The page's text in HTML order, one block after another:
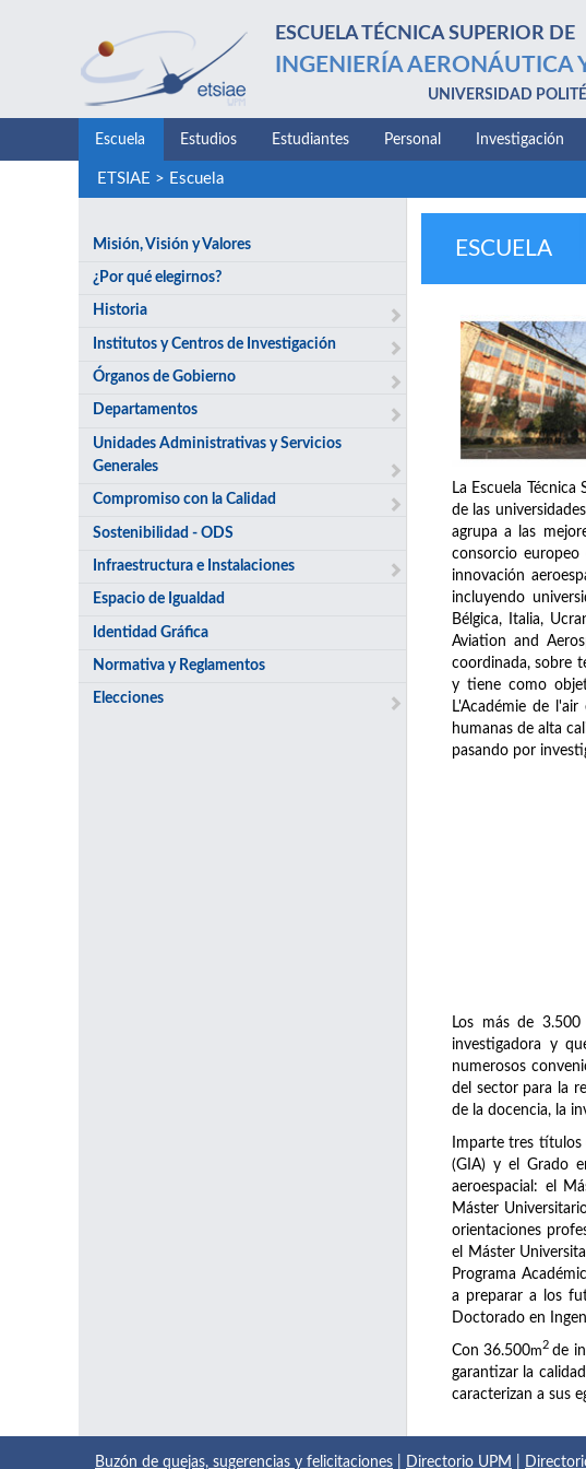
ESCUELA TÉCNICA SUPERIOR DE
INGENIERÍA AERONÁUTICA
UNIVERSIDAD
Escuela Estudios Estudiantes Personal Investigación
ETSIAE > Escuela
Misión, Visión y Valores
¿Por qué elegirnos?
Historia
Institutos y Centros de Investigación
Órganos de Gobierno
Departamentos
Unidades Administrativas y Servicios
Generales
Compromiso con la Calidad
Sostenibilidad - ODS
Infraestructura e Instalaciones
Espacio de Igualdad
Identidad Gráfica
Normativa y Reglamentos
Elecciones
ESCUELA
La Escuela
de las
agrupa a las
consorcio europeo
innovación
incluyendo
Bélgica, Italia,
Aviation and
coordinada, sobre
y tiene como
L'Académie de
humanas de alta
pasando por
Los más de
investigadora y
numerosos
del sector para la
de la docencia, la
Imparte tres títulos
(GIA) y el Grado
aeroespacial: el
Máster
orientaciones
el Máster
Programa
a preparar a los
Doctorado en
Con 36.500m2 de
garantizar la
caracterizan a sus
Buzón de quejas, sugerencias y felicitaciones Directorio UPM